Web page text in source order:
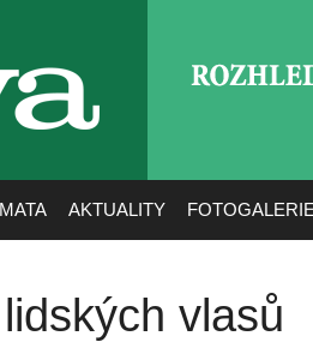
AKTUALITY
vlasů